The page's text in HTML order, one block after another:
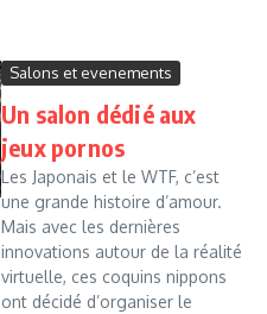
Salons et evenements
Un salon dédié aux
jeux pornos
Les Japonais et le WTF, c’est
une grande histoire d’amour.
Mais avec les dernières
innovations autour de la réalité
virtuelle, ces coquins nippons
ont décidé d’organiser le